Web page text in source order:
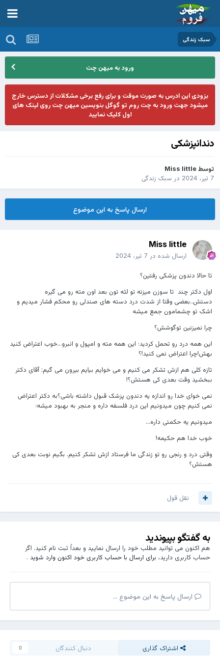
سبک زندگی
ورود به میهن چت
بزودی این ادرس به صورت موقت و برای رفع برخی مشکلات از دسترس خارج
میشود جهت ورود به چت روم تو گوگل بنویسین میهن چت روی لینک های
اول کلیک نمایید
دندانپزشکی
توسط Miss little
7 تیر، 2024
در سبک زندگی
ارسال پاسخ به این موضوع
Miss little
ارسال شده در 7 تیر، 2024
تا حالا دندون پزشکی رفتین؟
‏اول دکتر چند ‌ تا⁩ سوزن میزنه تو لثه تون بعد اون مته رو می گیره
دستش..بعضی وقتا از شدت درد دسته های صندلی رو محکم فشار میدیم و
اشک تو چشمامون جمع میشه
‏چرا نمیزنین تو‌گوشش؟
‏این همه درد رو تحمل کردید؛ این همه مته و امپول و انبرو...خوب اعتراض کنید
بهش!چرا اعتراض نمی کنید!؟
‏تازه کلی هم ازش تشکر می کنیم و می خوایم بیایم بیرون می گیم: آقای دکتر
ببخشید وقت بعدی کی هستش؟!
نمی خوای خدا رو اندازه یه دندون پزشک قبول داشته باشی؟به دکتر اعتراض
نمی کنیم چون میدونیم این درد فلسفه داره و منجر به بهبود میشه؛
میدونیم یه حکمتی داره...
خوب خدا هم حکیمه!
وقتی درد و رنجی رو تو زندگی ما فرستاد ازش تشکر کنیم. بگیم نوبت بعدی کی
هستش؟
نقل قول
به گفتگو بپیوندید
هم اکنون می توانید مطلب خود را ارسال نمایید و بعداً ثبت نام کنید. اگر
حساب کاربری دارید، برای ارسال با حساب کاربری خود اکنون وارد شوید.
ارسال پاسخ به این موضوع ...
اشتراک گذاری دنبال کنندگان 0